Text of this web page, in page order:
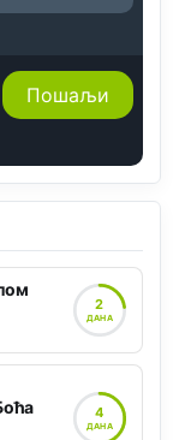
2
ДАНА
4
ДАНА